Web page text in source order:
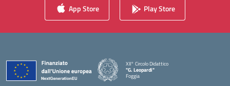
App Store Play Store
XII° Circolo Didattico
"G. Leopardi"
Foggia
— Visita la pagina iniziale della scuola